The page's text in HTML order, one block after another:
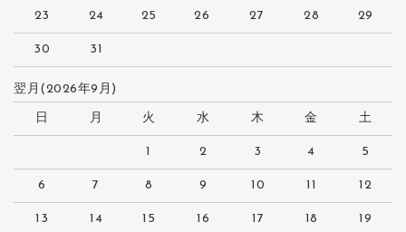
23 24 25 26 27 28 29
30 31
翌月(2026年9月)
日 月 火 水 木 金 土
1 2 3 4 5
6 7 8 9 10 11 12
13 14 15 16 17 18 19